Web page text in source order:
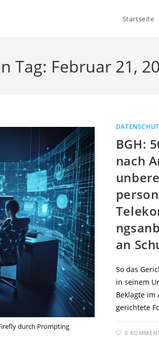
Startseite
Tag: Februar 21,
durch Prompting
BGH:
nach
an
So das
in seinem
Beklagte im
gerichtete
0